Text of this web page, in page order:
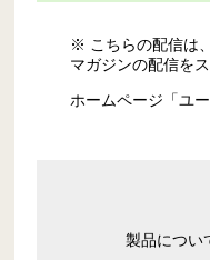
※ こちらの配信は
マガジンの配信を
ホームページ「ユ
製品につい